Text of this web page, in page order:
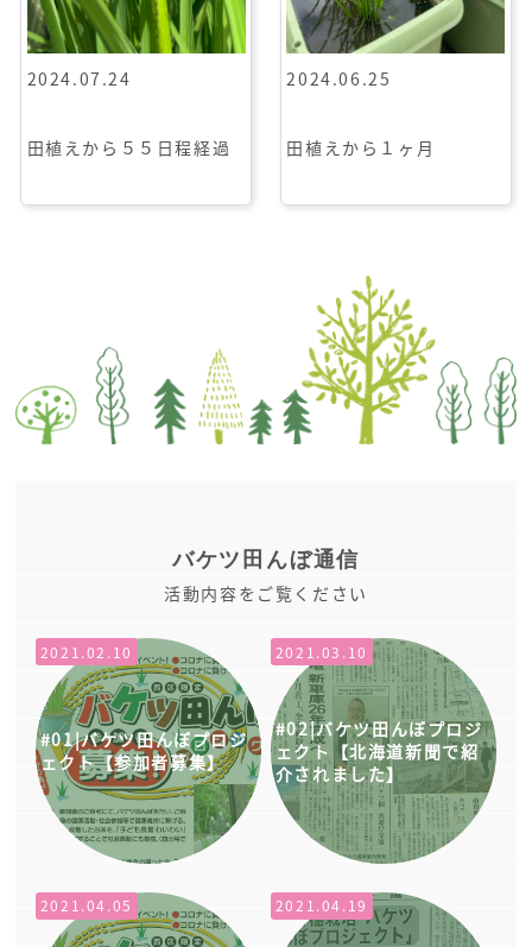
2024.07.24
田植えから５５日程経過
2024.06.25
田植えから１ヶ月
バケツ田んぼ通信
活動内容をご覧ください
2021.02.10
バケツ田んぼプロジ
ェクト【参加者募集】
2021.03.10
バケツ田んぼプロジ
ェクト【北海道新聞で紹
介されました】
2021.04.05 2021.04.19